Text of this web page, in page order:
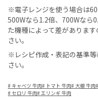
※電子レンジを使う場合は
500Wなら1.2倍、700Wなら
た機種によって差がありま
さい。
※レシピ作成・表記の基準等
さい。
# キャベツ 牛肉# トマト 牛肉# 大根 牛肉#
#セロリ 牛肉#エリンギ 牛肉